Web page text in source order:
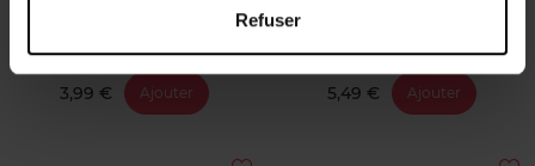
Refuser
3,99 € Ajouter 5,49 € Ajouter